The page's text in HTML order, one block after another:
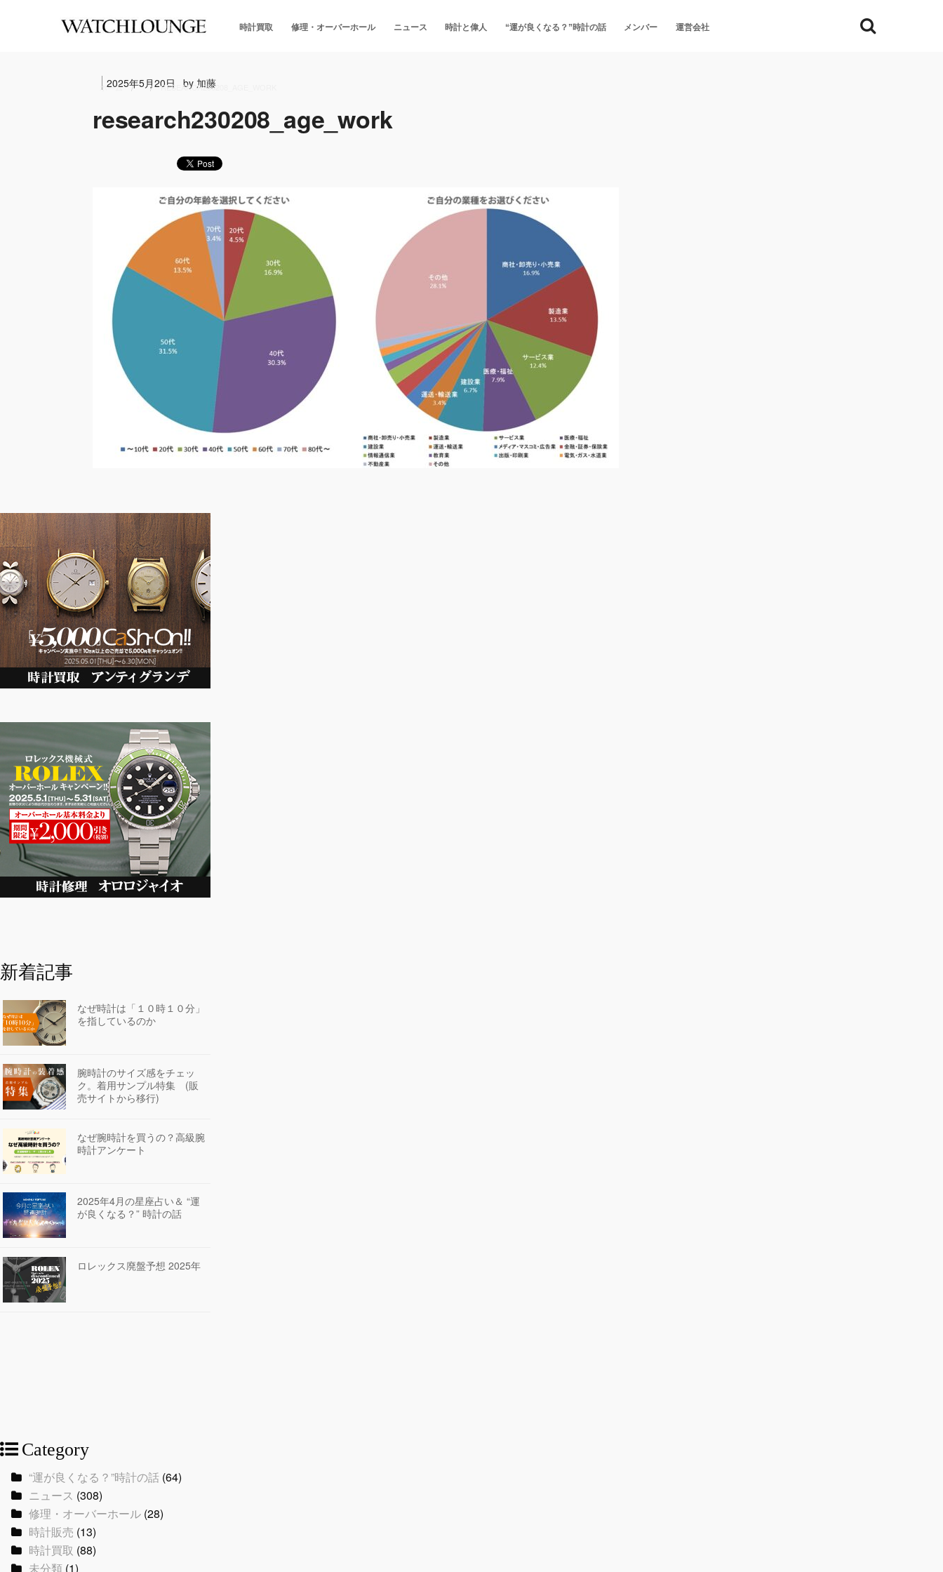
時計買取 修理・オーバーホール ニュース 時計と偉人 “運が良くなる？”時計の話 メンバー 運営会社
ホーム RESEARCH230208_AGE_WORK
2025年5月20日 by 加藤
research230208_age_work
新着記事
なぜ時計は「１０時１０分」
を指しているのか
腕時計のサイズ感をチェッ
ク。着用サンプル特集 (販
売サイトから移行)
なぜ腕時計を買うの？高級腕
時計アンケート
2025年4月の星座占い＆ “運
が良くなる？” 時計の話
ロレックス廃盤予想 2025年
Category
“運が良くなる？”時計の話(64)
ニュース (308)
修理・オーバーホール(28)
時計販売 (13)
時計買取 (88)
未分類(1)